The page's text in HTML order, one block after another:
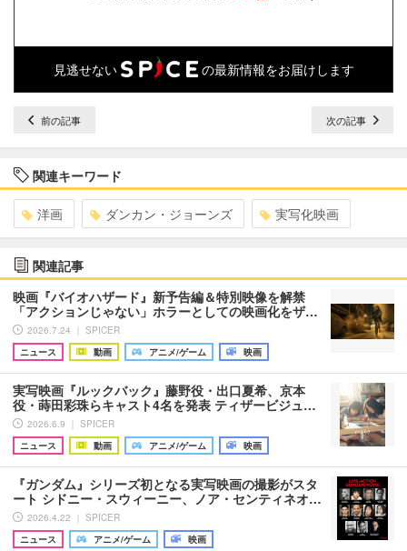
見逃せない の最新情報をお届けします
前の記事 次の記事
関連キーワード
洋画 ダンカン・ジョーンズ 実写化映画
関連記事
映画『バイオハザード』新予告編＆特別映像を解禁
「アクションじゃない」ホラーとしての映画化をザ…
2026.7.24 ｜ SPICER
ニュース
動画 アニメ/ゲーム 映画
実写映画『ルックバック』藤野役・出口夏希、京本
役・蒔田彩珠らキャスト4名を発表 ティザービジュ…
2026.6.9 ｜ SPICER
ニュース
動画 アニメ/ゲーム 映画
『ガンダム』シリーズ初となる実写映画の撮影がスタ
ート シドニー・スウィーニー、ノア・センティネオ…
2026.4.22 ｜ SPICER
ニュース
アニメ/ゲーム 映画